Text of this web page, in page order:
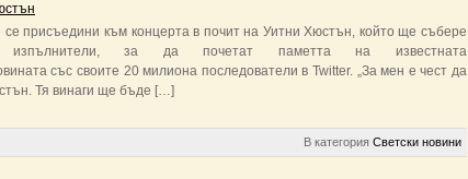
Български
София
Гърция
бизнес
Бербатов
ГЕРБ
присъедини към концерта в почит на Уитни Хюстън, който ще събере
изпълнители, за да почетат паметта на известната
със своите 20 милиона последователи в Twitter. „За мен е чест да
Тя винаги ще бъде […]
В категория Светски новини